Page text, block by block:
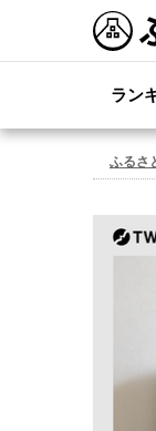
ラン
ふるさ